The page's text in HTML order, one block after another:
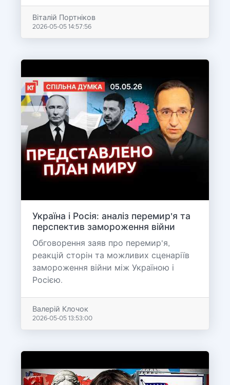
Віталій Портніков
2026-05-05 14:57:56
Україна і Росія: аналіз перемир'я та
перспектив замороження війни
Обговорення заяв про перемир'я,
реакцій сторін та можливих сценаріїв
замороження війни між Україною і
Росією.
Валерій Клочок
2026-05-05 13:53:00